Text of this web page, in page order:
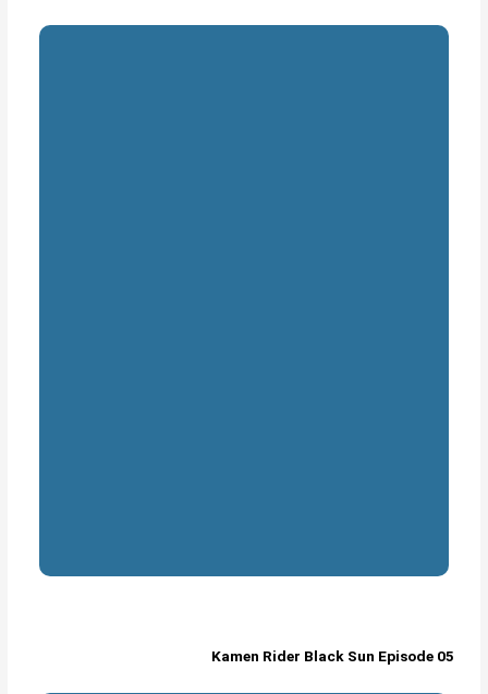
Kamen Rider Black Sun Episode 05